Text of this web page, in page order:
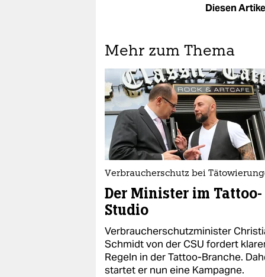
Diesen
Mehr zum Thema
Verbraucherschutz bei
Der Minister im Tattoo-
Studio
Verbraucherschutzminister
Schmidt von der CSU fordert
Regeln in der Tattoo-Branche.
startet er nun eine Kampagne.